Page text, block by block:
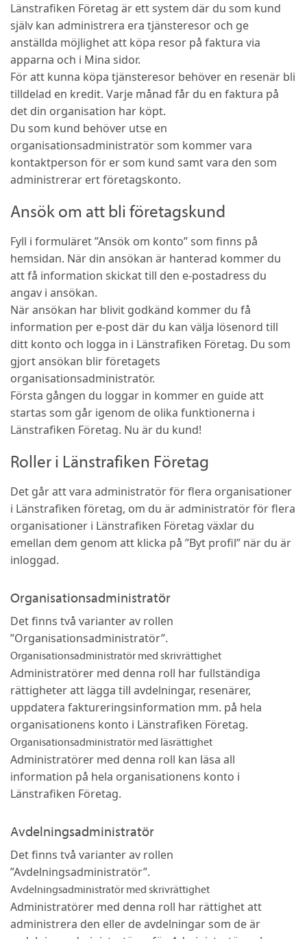
Länstrafiken Företag är ett system där du som kund
själv kan administrera era tjänsteresor och ge
anställda möjlighet att köpa resor på faktura via
apparna och i Mina sidor.
För att kunna köpa tjänsteresor behöver en resenär bli
tilldelad en kredit. Varje månad får du en faktura på
det din organisation har köpt.
Du som kund behöver utse en
organisationsadministratör som kommer vara
kontaktperson för er som kund samt vara den som
administrerar ert företagskonto.
Ansök om att bli företagskund
Fyll i formuläret ”Ansök om konto” som finns på
hemsidan. När din ansökan är hanterad kommer du
att få information skickat till den e-postadress du
angav i ansökan.
När ansökan har blivit godkänd kommer du få
information per e-post där du kan välja lösenord till
ditt konto och logga in i Länstrafiken Företag. Du som
gjort ansökan blir företagets
organisationsadministratör.
Första gången du loggar in kommer en guide att
startas som går igenom de olika funktionerna i
Länstrafiken Företag. Nu är du kund!
Roller i Länstrafiken Företag
Det går att vara administratör för flera organisationer
i Länstrafiken företag, om du är administratör för flera
organisationer i Länstrafiken Företag växlar du
emellan dem genom att klicka på ”Byt profil” när du är
inloggad.
Organisationsadministratör
Det finns två varianter av rollen
”Organisationsadministratör”.
Organisationsadministratör med skrivrättighet
Administratörer med denna roll har fullständiga
rättigheter att lägga till avdelningar, resenärer,
uppdatera faktureringsinformation mm. på hela
organisationens konto i Länstrafiken Företag.
Organisationsadministratör med läsrättighet
Administratörer med denna roll kan läsa all
information på hela organisationens konto i
Länstrafiken Företag.
Avdelningsadministratör
Det finns två varianter av rollen
”Avdelningsadministratör”.
Avdelningsadministratör med skrivrättighet
Administratörer med denna roll har rättighet att
administrera den eller de avdelningar som de är